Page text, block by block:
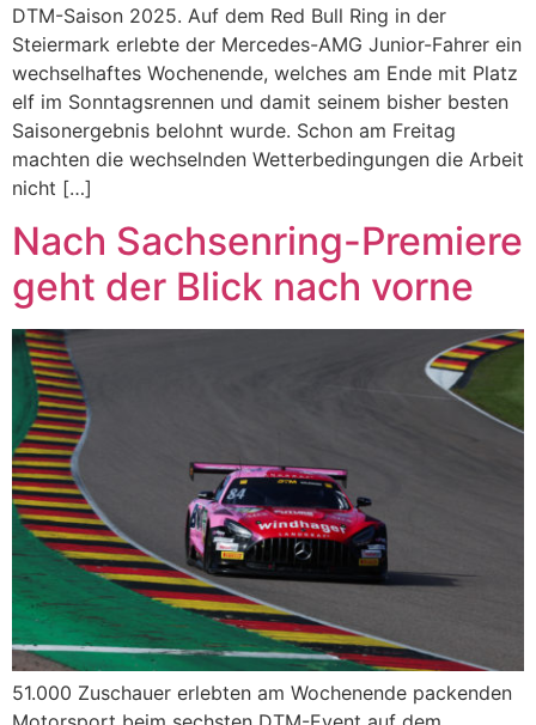
DTM-Saison 2025. Auf dem Red Bull Ring in der
Steiermark erlebte der Mercedes-AMG Junior-Fahrer ein
wechselhaftes Wochenende, welches am Ende mit Platz
elf im Sonntagsrennen und damit seinem bisher besten
Saisonergebnis belohnt wurde. Schon am Freitag
machten die wechselnden Wetterbedingungen die Arbeit
nicht […]
Nach Sachsenring-Premiere
geht der Blick nach vorne
51.000 Zuschauer erlebten am Wochenende packenden